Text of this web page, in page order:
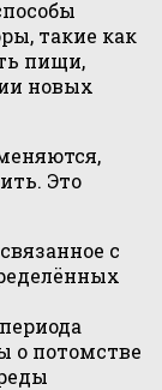
такие как
пищи,
новых
Это
с
о потомстве